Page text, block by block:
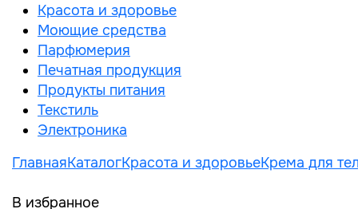
Красота и здоровье
Моющие средства
Парфюмерия
Печатная продукция
Продукты питания
Текстиль
Электроника
ГлавнаяКаталогКрасота и здоровьеКрема для
В избранное